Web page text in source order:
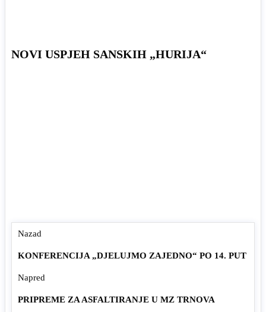
NOVI USPJEH SANSKIH „HURIJA“
Nazad
KONFERENCIJA „DJELUJMO ZAJEDNO“ PO 14. PUT
Napred
PRIPREME ZA ASFALTIRANJE U MZ TRNOVA